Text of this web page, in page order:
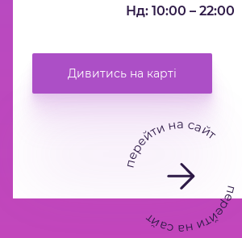
Нд: 10:00 – 22:00
Дивитись на карті
перейти на сайт
перейти на сайт